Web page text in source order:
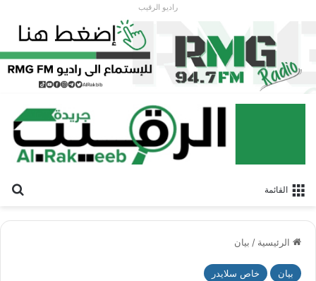
راديو الرقيب
القائمة
الرئيسية / بيان
بيان خاص سلايدر